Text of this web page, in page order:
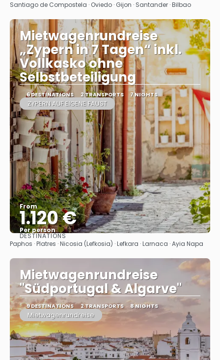
Santiago de Compostela · Oviedo · Gijon · Santander · Bilbao
Mietwagenrundreise
„Zypern in 7 Tagen“ inkl.
Vollkasko ohne
Selbstbeteiligung
6 DESTINATIONS 2 TRANSPORTS 7 NIGHTS
ZYPERN AUF EIGENE FAUST
From
1.120 €
Per person
See
DESTINATIONS
Paphos · Platres · Nicosia (Lefkosia) · Lefkara · Larnaca · Ayia Napa
Mietwagenrundreise
"Südportugal & Algarve"
9 DESTINATIONS 2 TRANSPORTS 8 NIGHTS
Mietwagenrundreise